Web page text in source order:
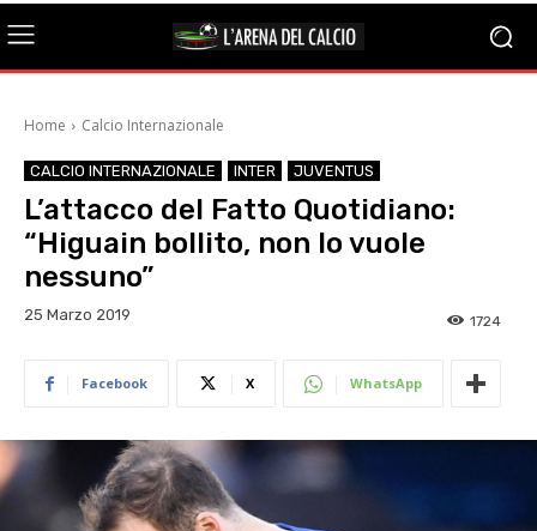
Home Calcio Internazionale
CALCIO INTERNAZIONALE INTER JUVENTUS
L’attacco del Fatto Quotidiano:
“Higuain bollito, non lo vuole
nessuno”
25 Marzo 2019 1724
Facebook X WhatsApp